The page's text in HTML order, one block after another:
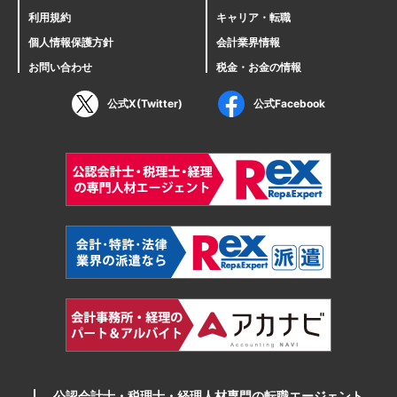
利用規約
個人情報保護方針
お問い合わせ
キャリア・転職
会計業界情報
税金・お金の情報
公式X(Twitter) 公式Facebook